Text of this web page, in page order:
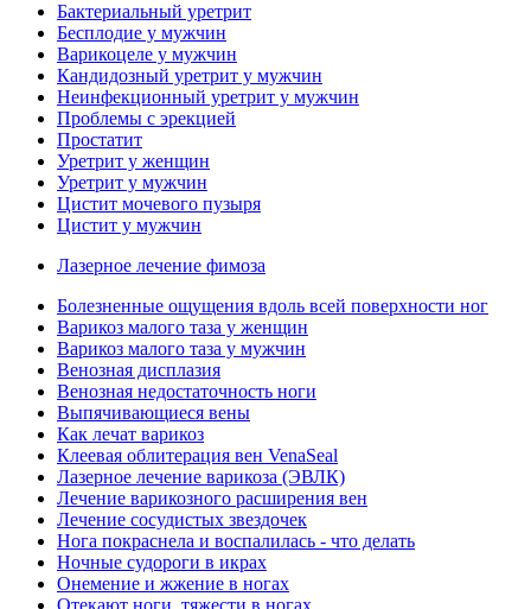
Бактериальный уретрит
Бесплодие у мужчин
Варикоцеле у мужчин
Кандидозный уретрит у мужчин
Неинфекционный уретрит у мужчин
Проблемы с эрекцией
Простатит
Уретрит у женщин
Уретрит у мужчин
Цистит мочевого пузыря
Цистит у мужчин
Лазерное лечение фимоза
Болезненные ощущения вдоль всей поверхности ног
Варикоз малого таза у женщин
Варикоз малого таза у мужчин
Венозная дисплазия
Венозная недостаточность ноги
Выпячивающиеся вены
Как лечат варикоз
Клеевая облитерация вен VenaSeal
Лазерное лечение варикоза (ЭВЛК)
Лечение варикозного расширения вен
Лечение сосудистых звездочек
Нога покраснела и воспалилась - что делать
Ночные судороги в икрах
Онемение и жжение в ногах
Отекают ноги, тяжести в ногах